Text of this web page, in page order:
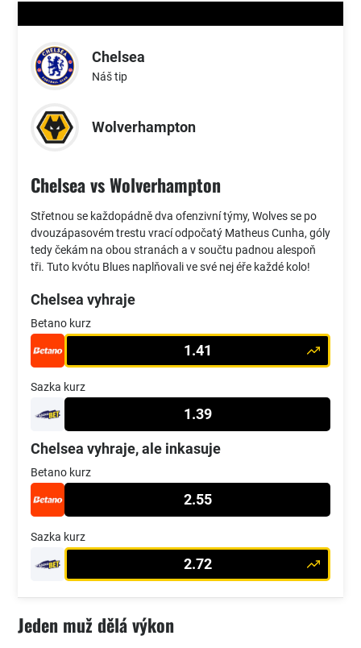
Chelsea
Náš tip
Wolverhampton
Chelsea vs Wolverhampton
Střetnou se každopádně dva ofenzivní týmy, Wolves se po
dvouzápasovém trestu vrací odpočatý Matheus Cunha, góly
tedy čekám na obou stranách a v součtu padnou alespoň
tři. Tuto kvótu Blues naplňovali ve své nej éře každé kolo!
Chelsea vyhraje
Betano kurz
1.41
Sazka kurz
1.39
Chelsea vyhraje, ale inkasuje
Betano kurz
2.55
Sazka kurz
2.72
Jeden muž dělá výkon